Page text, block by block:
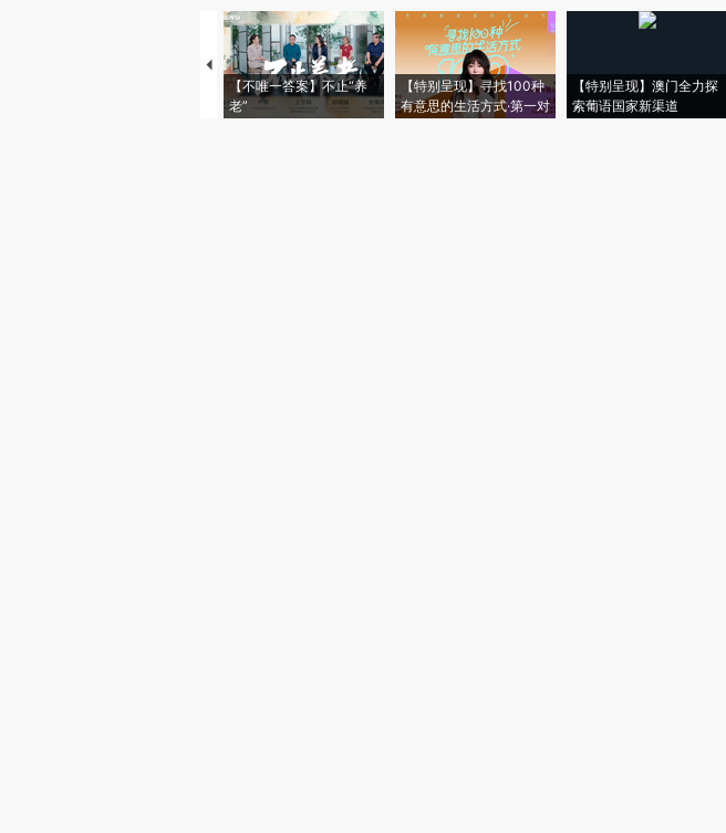
【不唯一答案】不止“养
老”
【特别呈现】寻找100种
有意思的生活方式·第一对
【特别呈现】澳门全力探
索葡语国家新渠道